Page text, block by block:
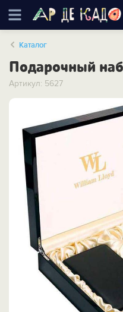
Каталог
Подарочный
Артикул: 5627